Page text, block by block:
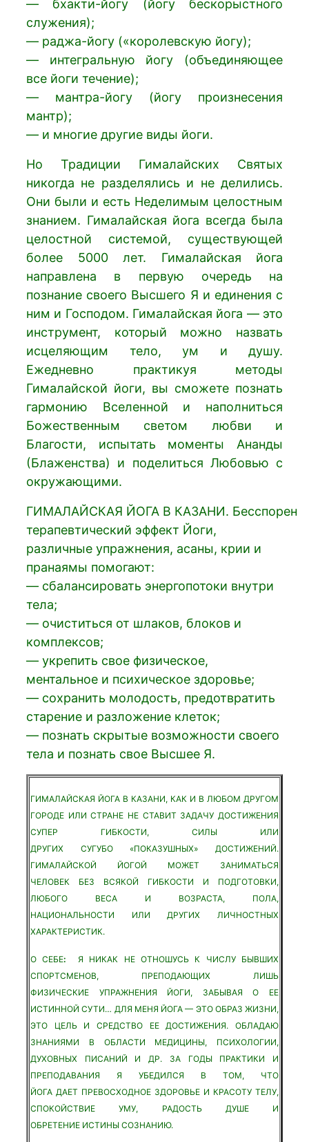
— бхакти-йогу (йогу бескорыстного
служения);
— раджа-йогу («королевскую йогу);
— интегральную йогу (объединяющее
все йоги течение);
— мантра-йогу (йогу произнесения
мантр);
— и многие другие виды йоги.
Но Традиции Гималайских Святых
никогда не разделялись и не делились.
Они были и есть Неделимым целостным
знанием. Гималайская йога всегда была
целостной системой, существующей
более 5000 лет. Гималайская йога
направлена в первую очередь на
познание своего Высшего Я и единения с
ним и Господом. Гималайская йога — это
инструмент, который можно назвать
исцеляющим тело, ум и душу.
Ежедневно практикуя методы
Гималайской йоги, вы сможете познать
гармонию Вселенной и наполниться
Божественным светом любви и
Благости, испытать моменты Ананды
(Блаженства) и поделиться Любовью с
окружающими.
ГИМАЛАЙСКАЯ ЙОГА В КАЗАНИ. Бесспорен
терапевтический эффект Йоги,
различные упражнения, асаны, крии и
пранаямы помогают:
— сбалансировать энергопотоки внутри
тела;
— очиститься от шлаков, блоков и
комплексов;
— укрепить свое физическое,
ментальное и психическое здоровье;
— сохранить молодость, предотвратить
старение и разложение клеток;
— познать скрытые возможности своего
тела и познать свое Высшее Я.
ГИМАЛАЙСКАЯ ЙОГА В КАЗАНИ, КАК И В ЛЮБОМ ДРУГОМ
ГОРОДЕ ИЛИ СТРАНЕ НЕ СТАВИТ ЗАДАЧУ ДОСТИЖЕНИЯ
СУПЕР ГИБКОСТИ, СИЛЫ ИЛИ
ДРУГИХ СУГУБО «ПОКАЗУШНЫХ» ДОСТИЖЕНИЙ.
ГИМАЛАЙСКОЙ ЙОГОЙ МОЖЕТ ЗАНИМАТЬСЯ
ЧЕЛОВЕК БЕЗ ВСЯКОЙ ГИБКОСТИ И ПОДГОТОВКИ,
ЛЮБОГО ВЕСА И ВОЗРАСТА, ПОЛА,
НАЦИОНАЛЬНОСТИ ИЛИ ДРУГИХ ЛИЧНОСТНЫХ
ХАРАКТЕРИСТИК.
О СЕБЕ: Я НИКАК НЕ ОТНОШУСЬ К ЧИСЛУ БЫВШИХ
СПОРТСМЕНОВ, ПРЕПОДАЮЩИХ ЛИШЬ
ФИЗИЧЕСКИЕ УПРАЖНЕНИЯ ЙОГИ, ЗАБЫВАЯ О ЕЕ
ИСТИННОЙ СУТИ… ДЛЯ МЕНЯ ЙОГА — ЭТО ОБРАЗ ЖИЗНИ,
ЭТО ЦЕЛЬ И СРЕДСТВО ЕЕ ДОСТИЖЕНИЯ. ОБЛАДАЮ
ЗНАНИЯМИ В ОБЛАСТИ МЕДИЦИНЫ, ПСИХОЛОГИИ,
ДУХОВНЫХ ПИСАНИЙ И ДР. ЗА ГОДЫ ПРАКТИКИ И
ПРЕПОДАВАНИЯ Я УБЕДИЛСЯ В ТОМ, ЧТО
ЙОГА ДАЕТ ПРЕВОСХОДНОЕ ЗДОРОВЬЕ И КРАСОТУ ТЕЛУ,
СПОКОЙСТВИЕ УМУ, РАДОСТЬ ДУШЕ И
ОБРЕТЕНИЕ ИСТИНЫ СОЗНАНИЮ.